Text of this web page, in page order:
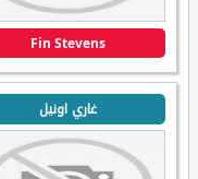
Fin Stevens
غاري اونيل